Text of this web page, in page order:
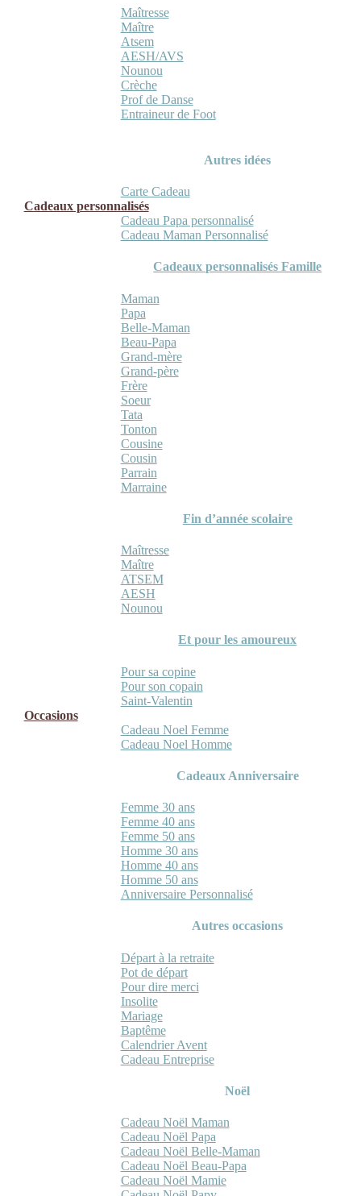
Maîtresse
Maître
Atsem
AESH/AVS
Nounou
Crèche
Prof de Danse
Entraineur de Foot
Autres idées
Carte Cadeau
Cadeaux personnalisés
Cadeau Papa personnalisé
Cadeau Maman Personnalisé
Cadeaux personnalisés Famille
Maman
Papa
Belle-Maman
Beau-Papa
Grand-mère
Grand-père
Frère
Soeur
Tata
Tonton
Cousine
Cousin
Parrain
Marraine
Fin d’année scolaire
Maîtresse
Maître
ATSEM
AESH
Nounou
Et pour les amoureux
Pour sa copine
Pour son copain
Saint-Valentin
Occasions
Cadeau Noel Femme
Cadeau Noel Homme
Cadeaux Anniversaire
Femme 30 ans
Femme 40 ans
Femme 50 ans
Homme 30 ans
Homme 40 ans
Homme 50 ans
Anniversaire Personnalisé
Autres occasions
Départ à la retraite
Pot de départ
Pour dire merci
Insolite
Mariage
Baptême
Calendrier Avent
Cadeau Entreprise
Noël
Cadeau Noël Maman
Cadeau Noël Papa
Cadeau Noël Belle-Maman
Cadeau Noël Beau-Papa
Cadeau Noël Mamie